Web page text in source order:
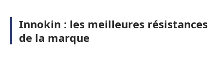
Innokin : les meilleures résistances
de la marque